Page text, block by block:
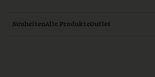
NeuheitenAlle ProdukteOutlet